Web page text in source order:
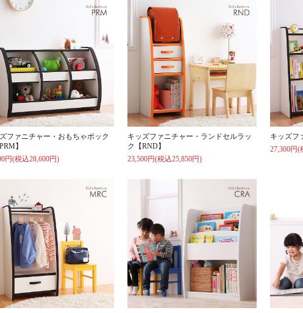
ファニチャー・おもちゃボック
】
円(税込28,600円)
キッズファニチャー・ランドセルラッ
ク【RND】
23,500円(税込25,850円)
キッズフ
27,300円(